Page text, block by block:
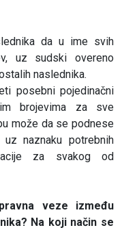
da u ime svih
uz sudski overeno
naslednika.
posebni pojedinačni
brojevima za sve
može da se podnese
naznaku potrebnih
za svakog od
veze između
Na koji način se